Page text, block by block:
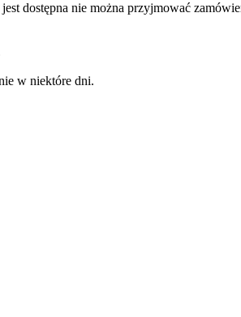
jest dostępna nie można przyjmować
w niektóre dni.